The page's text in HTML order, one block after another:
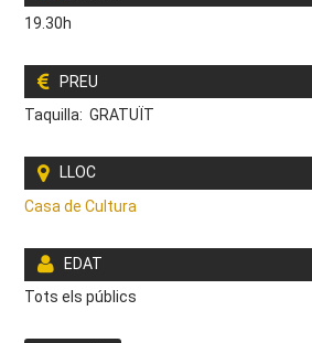
19.30h
PREU
Taquilla: GRATUÏT
LLOC
Casa de Cultura
EDAT
Tots els públics